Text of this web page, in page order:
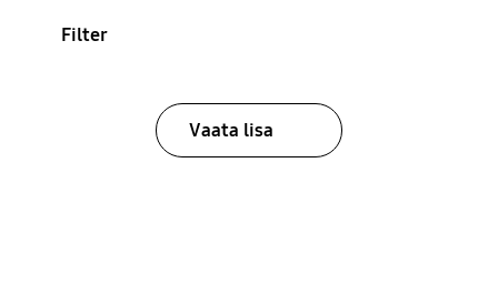
Filter
Vaata lisa